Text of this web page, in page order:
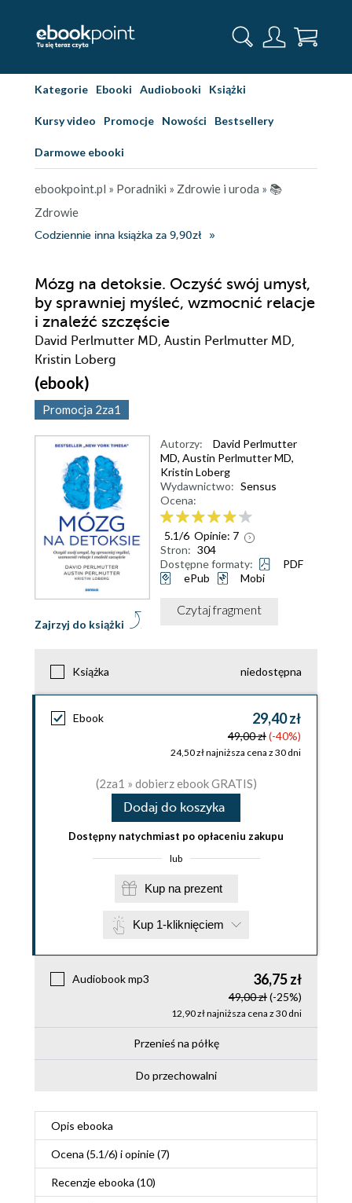
Kategorie Ebooki Audiobooki Książki
Kursy video Promocje Nowości Bestsellery
Darmowe ebooki
ebookpoint.pl » Poradniki » Zdrowie i uroda » 📚
Zdrowie
Codziennie inna książka za 9,90zł
Mózg na detoksie. Oczyść swój umysł,
by sprawniej myśleć, wzmocnić relacje
i znaleźć szczęście
David Perlmutter MD, Austin Perlmutter MD,
Kristin Loberg
(ebook)
Promocja 2za1
Zajrzyj do książki
Autorzy:
David Perlmutter
MD, Austin Perlmutter MD,
Kristin Loberg
Wydawnictwo: Sensus
Ocena:
5.1/6 Opinie: 7
Stron: 304
Dostępne formaty:
PDF
ePub
Mobi
Czytaj fragment
Książka niedostępna
Ebook 29,40 zł
49,00 zł(-40%)
24,50 zł najniższa cena z 30 dni
(2za1 » dobierz ebook GRATIS)
Dodaj do koszyka
Dostępny natychmiast po opłaceniu zakupu
lub
Kup na prezent
Kup 1-kliknięciem
Audiobook mp3 36,75 zł
49,00 zł(-25%)
12,90 zł najniższa cena z 30 dni
Przenieś na półkę
Do przechowalni
Opis ebooka
Ocena (5.1/6) i opinie (7)
Recenzjeebooka (10)